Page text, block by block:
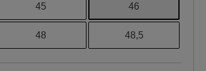
45 46
48 48,5